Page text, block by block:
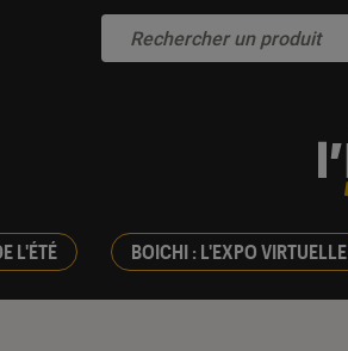
L'ÉTÉ BOICHI : L'EXPO VIRTUELLE